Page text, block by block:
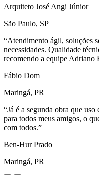
sob medida para
técnica em forma e
Esquadrias.”
uso esquadrias do
o que é bom tem que ser